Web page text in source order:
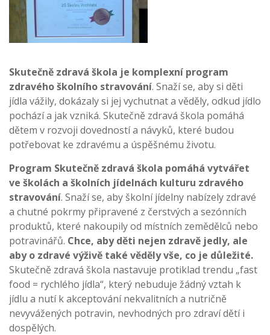
Skutečně zdravá škola je komplexní program
zdravého školního stravování. Snaží se, aby si děti
jídla vážily, dokázaly si jej vychutnat a věděly, odkud jídlo
pochází a jak vzniká. Skutečně zdravá škola pomáhá
dětem v rozvoji dovedností a návyků, které budou
potřebovat ke zdravému a úspěšnému životu.
Program Skutečně zdravá škola pomáhá vytvářet
ve školách a školních jídelnách kulturu zdravého
stravování. Snaží se, aby školní jídelny nabízely zdravé
a chutné pokrmy připravené z čerstvých a sezónních
produktů, které nakoupily od místních zemědělců nebo
potravinářů. Chce, aby děti nejen zdravě jedly, ale
aby o zdravé výživě také věděly vše, co je důležité.
Skutečně zdravá škola nastavuje protiklad trendu „fast
food = rychlého jídla“, který nebuduje žádný vztah k
jídlu a nutí k akceptování nekvalitních a nutričně
nevyvážených potravin, nevhodných pro zdraví dětí i
dospělých.